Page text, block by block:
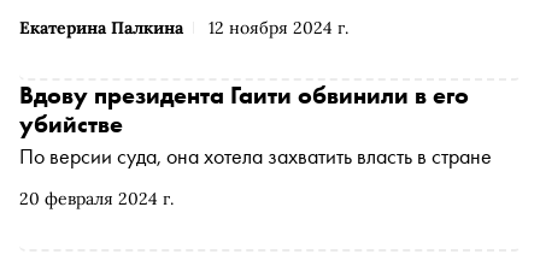
Екатерина Палкина 12 ноября 2024 г.
20 февраля 2024 г.
Вдову президента Гаити обвинили в его
убийстве
По версии суда, она хотела захватить власть в стране